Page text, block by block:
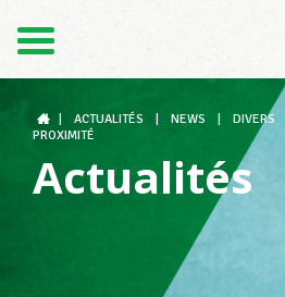
DE
Le LCGB
Structures syndicales
ACTUALITÉS NEWS DIVERS
PROXIMITÉ
Actualités